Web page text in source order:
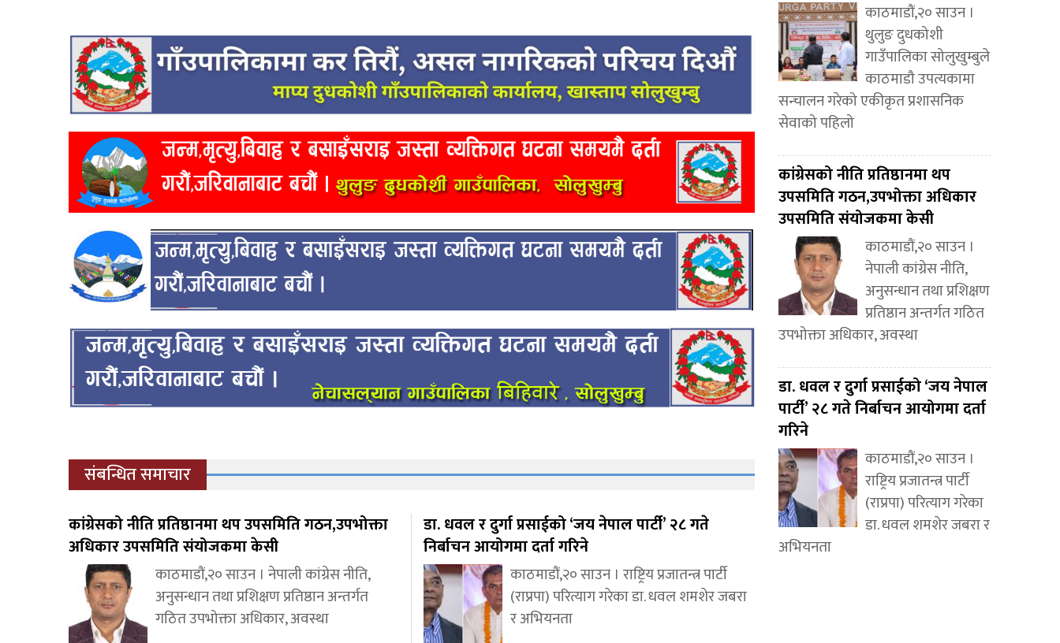
संबन्धित समाचार
कांग्रेसको नीति प्रतिष्ठानमा थप उपसमिति गठन,उपभोक्ता
अधिकार उपसमिति संयोजकमा केसी
काठमाडौं,२० साउन । नेपाली कांग्रेस नीति,
अनुसन्धान तथा प्रशिक्षण प्रतिष्ठान अन्तर्गत
गठित उपभोक्ता अधिकार, अवस्था
डा. धवल र दुर्गा प्रसाईको ‘जय नेपाल पार्टी’ २८ गते
निर्बाचन आयोगमा दर्ता गरिने
काठमाडौं,२० साउन । राष्ट्रिय प्रजातन्त्र पार्टी
(राप्रपा) परित्याग गरेका डा. धवल शमशेर जबरा
र अभियनता
काठमाडौं,२० साउन ।
थुलुङ दुधकोशी
गाउँपालिका सोलुखुम्बुले
काठमाडौ उपत्यकामा
सन्चालन गरेको एकीकृत प्रशासनिक
सेवाको पहिलो
कांग्रेसको नीति प्रतिष्ठानमा थप
उपसमिति गठन,उपभोक्ता अधिकार
उपसमिति संयोजकमा केसी
काठमाडौं,२० साउन ।
नेपाली कांग्रेस नीति,
अनुसन्धान तथा प्रशिक्षण
प्रतिष्ठान अन्तर्गत गठित
उपभोक्ता अधिकार, अवस्था
डा. धवल र दुर्गा प्रसाईको ‘जय नेपाल
पार्टी’ २८ गते निर्बाचन आयोगमा दर्ता
गरिने
काठमाडौं,२० साउन ।
राष्ट्रिय प्रजातन्त्र पार्टी
(राप्रपा) परित्याग गरेका
डा. धवल शमशेर जबरा र
अभियनता